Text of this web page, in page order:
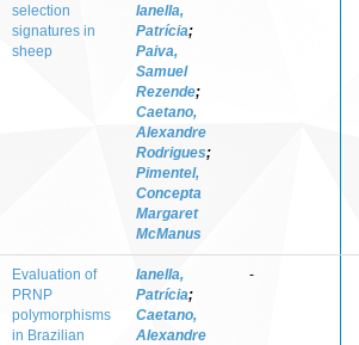
selection
signatures in
sheep
Ianella,
Patrícia;
Paiva,
Samuel
Rezende;
Caetano,
Alexandre
Rodrigues;
Pimentel,
Concepta
Margaret
McManus
Evaluation of
PRNP
polymorphisms
in Brazilian
Ianella,
Patrícia;
Caetano,
Alexandre
-